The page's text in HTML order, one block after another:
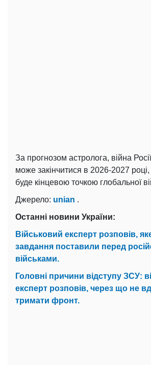
За прогнозом астролога, війна
може закінчитися в 2026-2027
буде кінцевою точкою глобальної
Джерело: unian .
Останні новини України:
Військовий експерт розповів,
завдання поставили перед
військами.
Головні причини відступу ЗСУ:
експерт розповів, через що не
тримати фронт.